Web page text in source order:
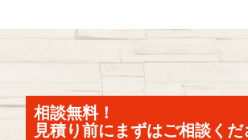
相談無料！
見積り前にまずはご相談くだ